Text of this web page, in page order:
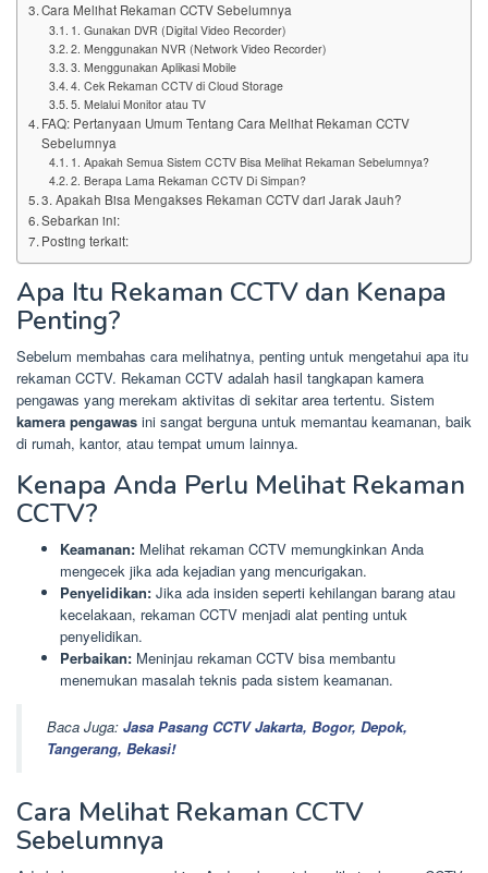
Cara Melihat Rekaman CCTV Sebelumnya
1. Gunakan DVR (Digital Video Recorder)
2. Menggunakan NVR (Network Video Recorder)
3. Menggunakan Aplikasi Mobile
4. Cek Rekaman CCTV di Cloud Storage
5. Melalui Monitor atau TV
FAQ: Pertanyaan Umum Tentang Cara Melihat Rekaman CCTV
Sebelumnya
1. Apakah Semua Sistem CCTV Bisa Melihat Rekaman Sebelumnya?
2. Berapa Lama Rekaman CCTV Di Simpan?
3. Apakah Bisa Mengakses Rekaman CCTV dari Jarak Jauh?
Sebarkan ini:
Posting terkait:
Apa Itu Rekaman CCTV dan Kenapa
Penting?
Sebelum membahas cara melihatnya, penting untuk mengetahui apa itu
rekaman CCTV. Rekaman CCTV adalah hasil tangkapan kamera
pengawas yang merekam aktivitas di sekitar area tertentu. Sistem
kamera pengawas ini sangat berguna untuk memantau keamanan, baik
di rumah, kantor, atau tempat umum lainnya.
Kenapa Anda Perlu Melihat Rekaman
CCTV?
Keamanan: Melihat rekaman CCTV memungkinkan Anda
mengecek jika ada kejadian yang mencurigakan.
Penyelidikan: Jika ada insiden seperti kehilangan barang atau
kecelakaan, rekaman CCTV menjadi alat penting untuk
penyelidikan.
Perbaikan: Meninjau rekaman CCTV bisa membantu
menemukan masalah teknis pada sistem keamanan.
Baca Juga: Jasa Pasang CCTV Jakarta, Bogor, Depok,
Tangerang, Bekasi!
Cara Melihat Rekaman CCTV
Sebelumnya